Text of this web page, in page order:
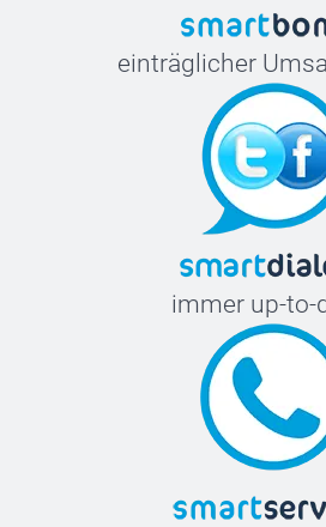
einträglicher
immer up-to-